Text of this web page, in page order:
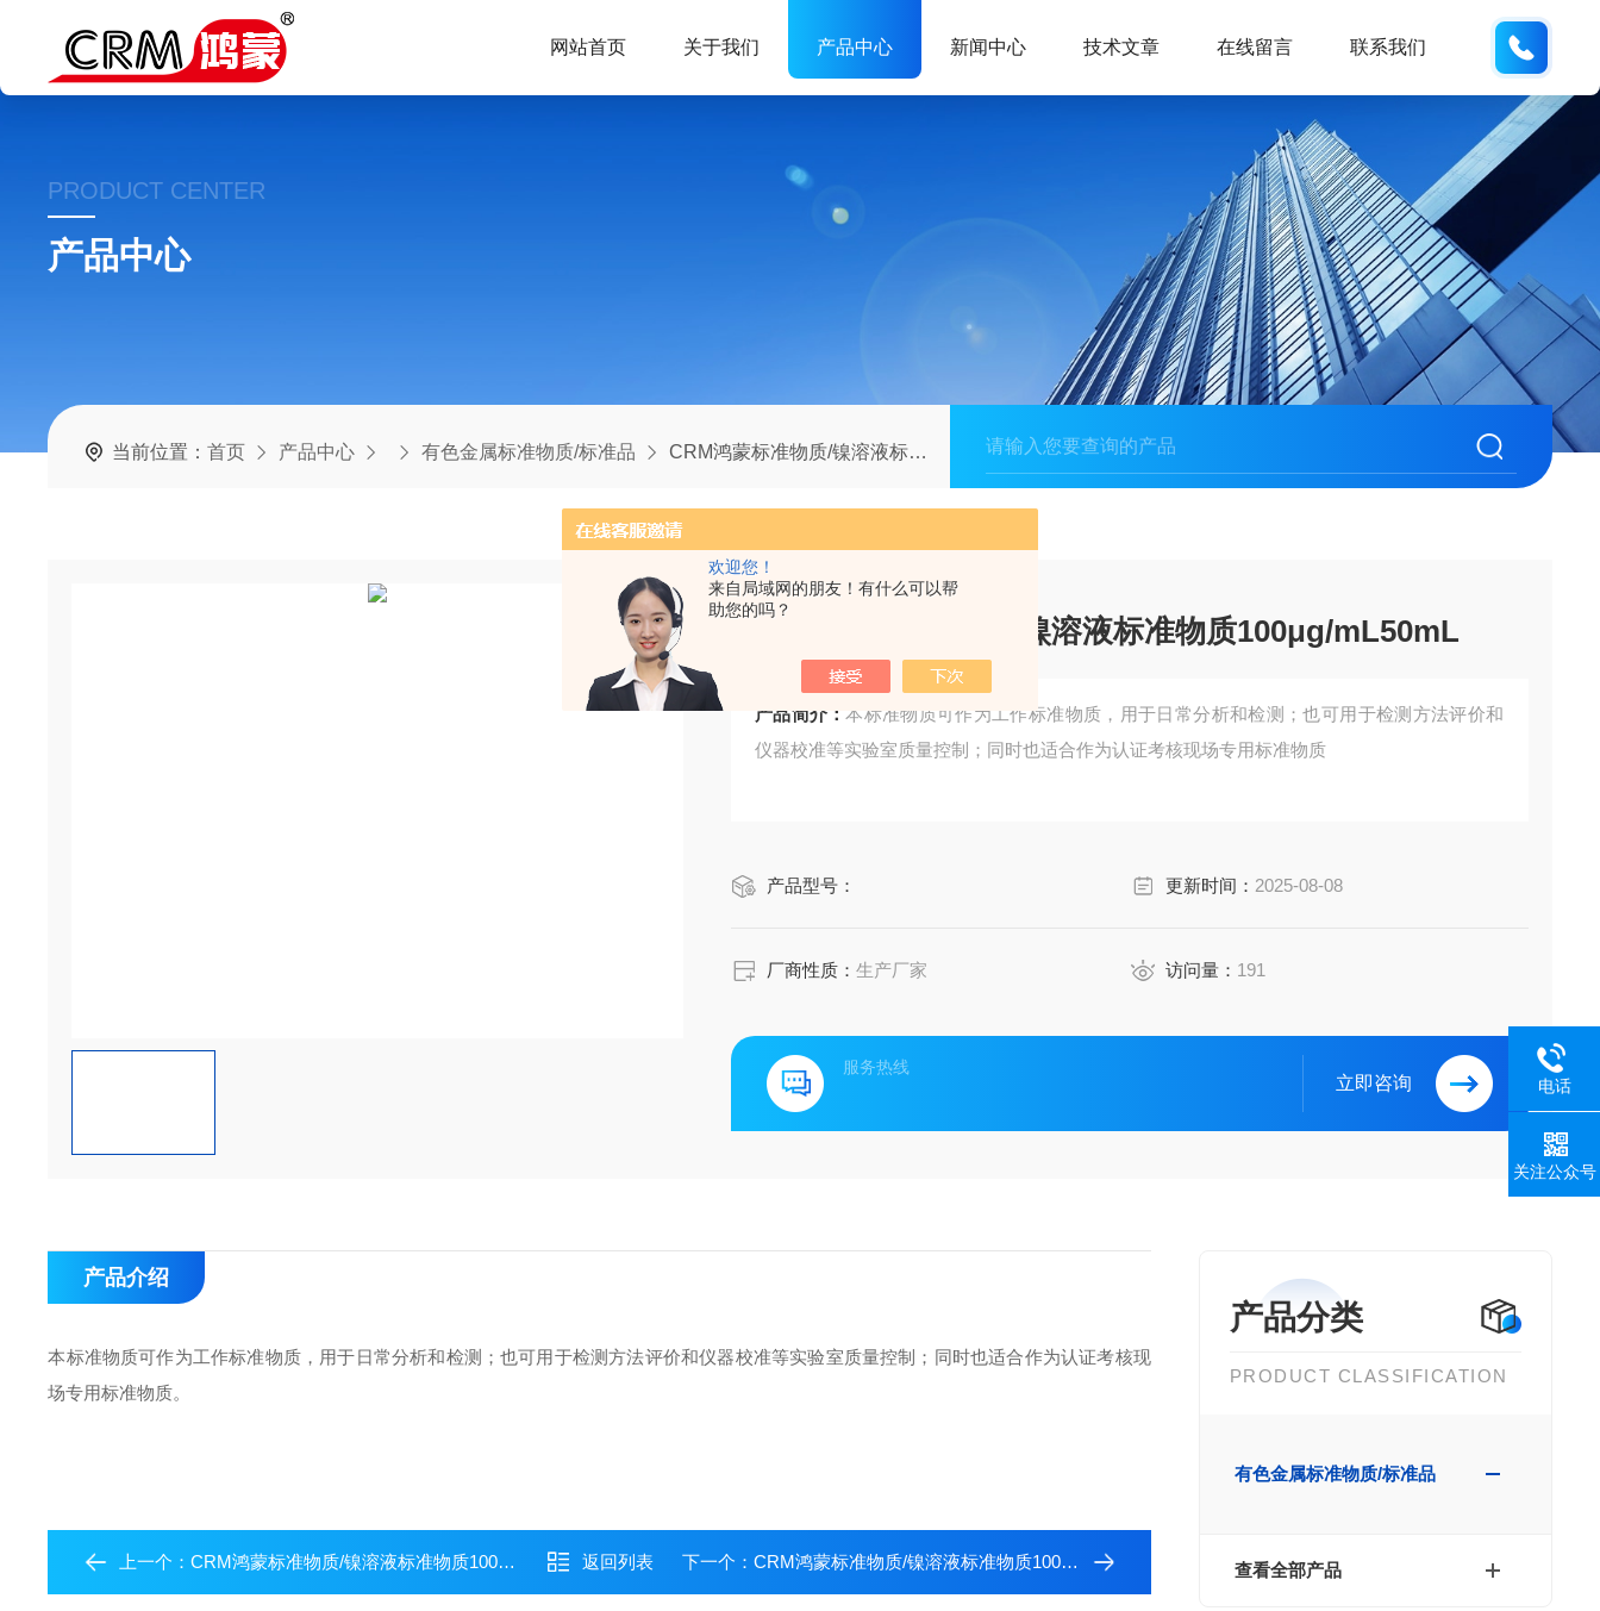
欢迎您！
来自局域网的朋友！有什么可以帮
助您的吗？
网站首页 关于我们 产品中心 新闻中心 技术文章 在线留言 联系我们
PRODUCT CENTER
产品中心
当前位置：首页 产品中心 有色金属标准物质/标准品 CRM鸿蒙标准物质/镍溶液标准物质100μg/mL50mL
CRM鸿蒙标准物质/镍溶液标准物质100μg/mL50mL
产品简介：本标准物质可作为工作标准物质，用于日常分析和检测；也可用于检测方法评价和
仪器校准等实验室质量控制；同时也适合作为认证考核现场专用标准物质
产品型号： 更新时间： 2025-08-08
厂商性质：生产厂家 访问量： 191
服务热线
立即咨询
产品分类
PRODUCT CLASSIFICATION
有色金属标准物质/标准品
查看全部产品
产品介绍
本标准物质可作为工作标准物质，用于日常分析和检测；也可用于检测方法评价和仪器校准等实验室质量控制；同时也适合作为认证考核现
场专用标准物质。
上一个：CRM鸿蒙标准物质/镍溶液标准物质100μg/mL20mL 返回列表 下一个： CRM鸿蒙标准物质/镍溶液标准物质1000μg/mL50mL
电话
关注公众号